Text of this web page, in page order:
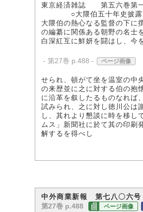
東京経済雑誌 第五六巻第一
○大隈伯五十年史披露
大隈伯の熱心なる監督の下に
の編纂に関係ある朝野の名士
白深紅互に鮮妍を闘はし、今
- 第27巻 p.488 - ページ画像
せられ、頓がて坐を温室の中
の来歴並に之に対する伯の抱
に沿革を叙したるものなれば
試みられ、之に対し徳川公は
し、其れより懇談に時を移し
ムス」新聞社に於て其の印刷
解するを得べし
中外商業新報 第七八〇六
第27巻 p.488
ページ画像